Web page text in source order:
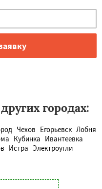
городах:
Чехов Егорьевск Лобня
Кубинка Ивантеевка
Истра Электроугли